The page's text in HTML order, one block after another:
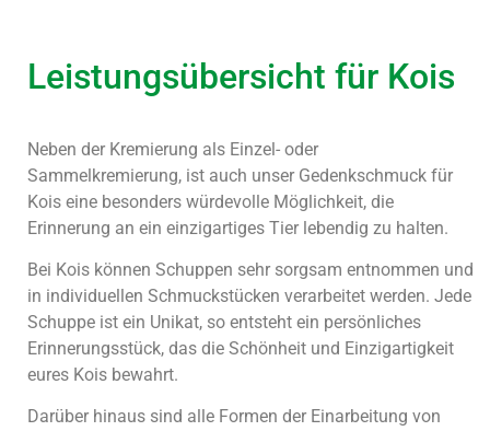
Leistungsübersicht für Kois
Neben der Kremierung als Einzel- oder
Sammelkremierung, ist auch unser Gedenkschmuck für
Kois eine besonders würdevolle Möglichkeit, die
Erinnerung an ein einzigartiges Tier lebendig zu halten.
Bei Kois können Schuppen sehr sorgsam entnommen und
in individuellen Schmuckstücken verarbeitet werden. Jede
Schuppe ist ein Unikat, so entsteht ein persönliches
Erinnerungsstück, das die Schönheit und Einzigartigkeit
eures Kois bewahrt.
Darüber hinaus sind alle Formen der Einarbeitung von